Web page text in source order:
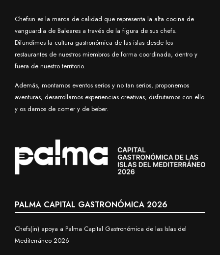
Chefsin es la marca de calidad que representa la alta cocina de
vanguardia de Baleares a través de la figura de sus chefs.
Difundimos la cultura gastronómica de las islas desde los
restaurantes de nuestros miembros de forma coordinada, dentro y
fuera de nuestro territorio.
Además, montamos eventos serios y no tan serios, proponemos
aventuras, desarrollamos experiencias creativas, disfrutamos con ello
y os damos de comer y de beber.
PALMA CAPITAL GASTRONÓMICA 2026
Chefs(in) apoya a Palma Capital Gastronómica de las Islas del
Mediterráneo 2026